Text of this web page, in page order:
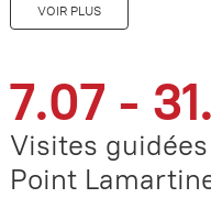
VOIR PLUS
7.07 -
Visites
Point